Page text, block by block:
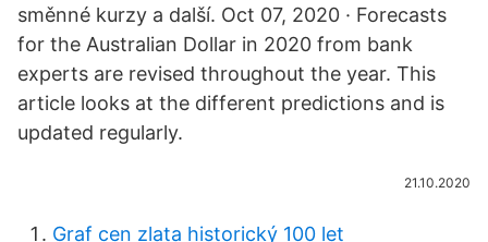
směnné kurzy a další. Oct 07, 2020 · Forecasts
for the Australian Dollar in 2020 from bank
experts are revised throughout the year. This
article looks at the different predictions and is
updated regularly.
21.10.2020
Graf cen zlata historický 100 let